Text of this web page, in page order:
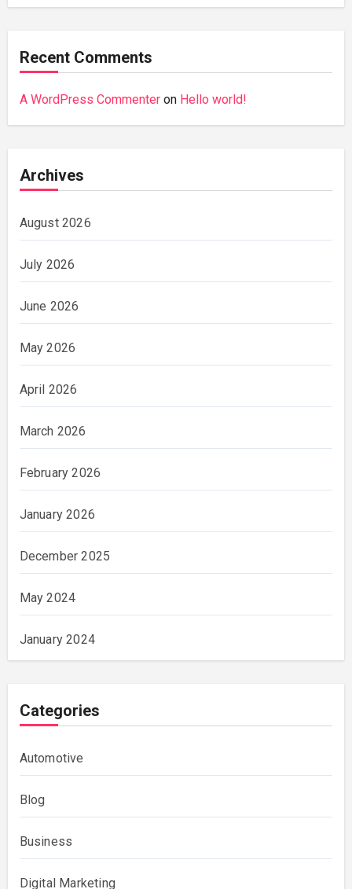
Recent Comments
A WordPress Commenteron Hello world!
Archives
August 2026
July 2026
June 2026
May 2026
April 2026
March 2026
February 2026
January 2026
December 2025
May 2024
January 2024
Categories
Automotive
Blog
Business
Digital Marketing